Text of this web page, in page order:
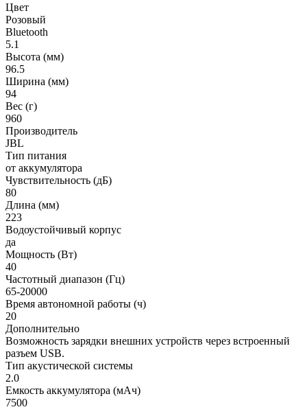
Цвет
Розовый
Bluetooth
5.1
Высота (мм)
96.5
Ширина (мм)
94
Вес (г)
960
Производитель
JBL
Тип питания
от аккумулятора
Чувствительность (дБ)
80
Длина (мм)
223
Водоустойчивый корпус
да
Мощность (Вт)
40
Частотный диапазон (Гц)
65-20000
Время автономной работы (ч)
20
Дополнительно
Возможность зарядки внешних устройств через встроенный
разъем USB.
Тип акустической системы
2.0
Емкость аккумулятора (мАч)
7500